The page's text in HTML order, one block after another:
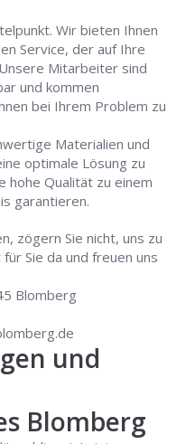
Wir bieten Ihnen
Service, der auf Ihre
Mitarbeiter sind
und kommen
bei Ihrem Problem zu
Materialien und
optimale Lösung zu
hohe Qualität zu einem
garantieren.
zögern Sie nicht, uns zu
Sie da und freuen uns
Blomberg
und
Blomberg